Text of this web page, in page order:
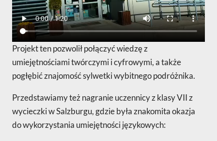
Projekt ten pozwolił połączyć wiedzę z
umiejętnościami twórczymi i cyfrowymi, a także
pogłębić znajomość sylwetki wybitnego podróżnika.
Przedstawiamy też nagranie uczennicy z klasy VII z
wycieczki w Salzburgu, gdzie była znakomita okazja
do wykorzystania umiejętności językowych: